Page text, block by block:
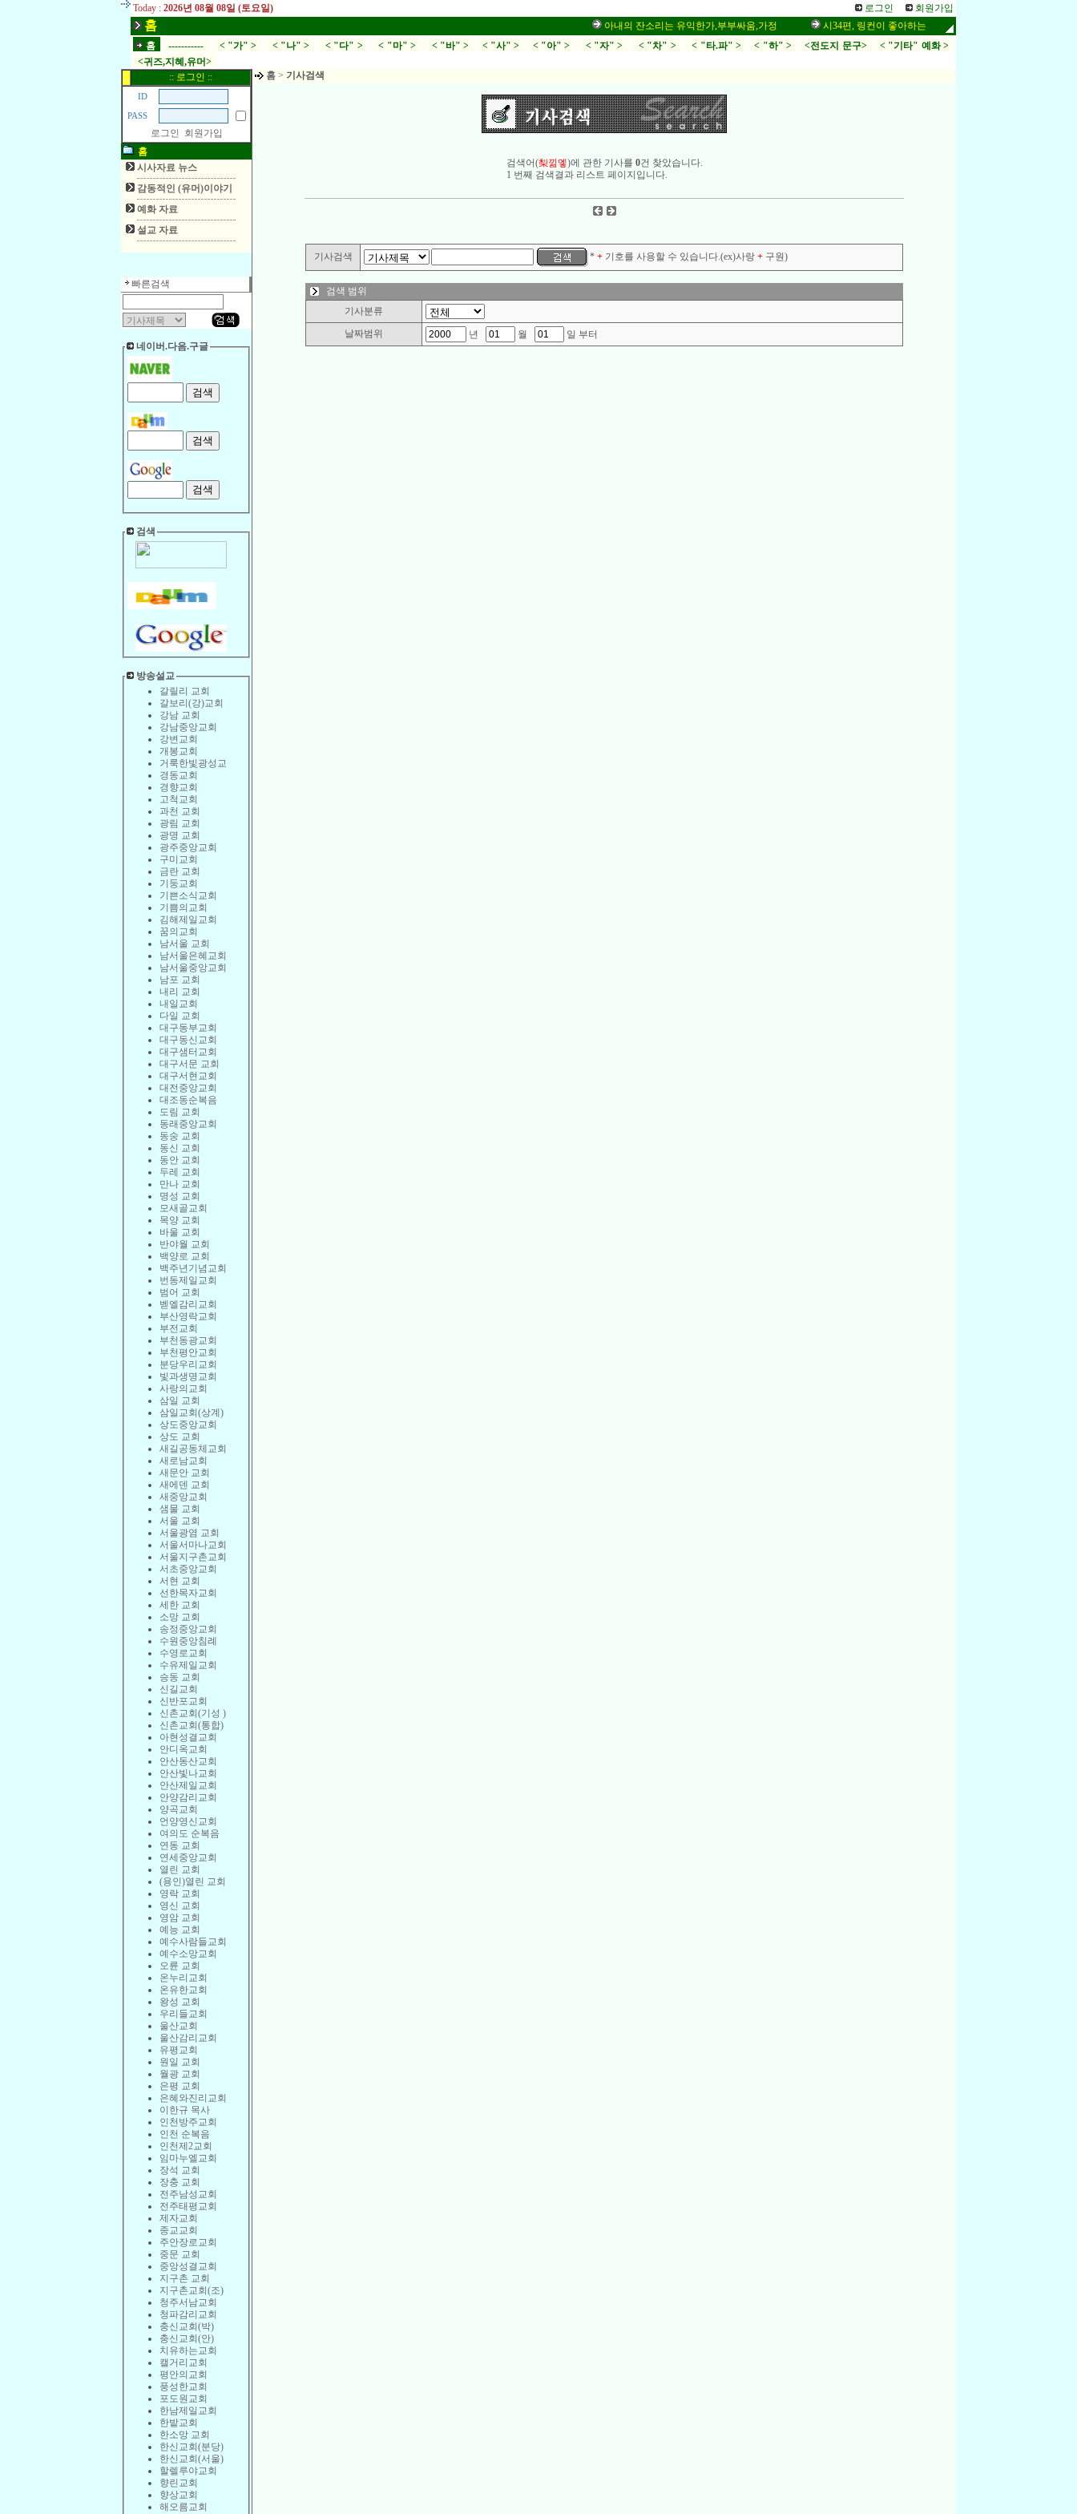
Today : 2026년 08월 08일 (토요일) 로그인 회원가입
홈 아내의 잔소리는 유익한가,부부싸움,가정 시34편, 링컨이 좋아하는 말씀,응답,두려움
홈
----------- < "가" > < "나" > < "다" > < "마" > < "바" > < "사" > < "아" > < "자" > < "차" > < "타.파" > < "하" > <전도지 문구>
< "기타" 예화 >
<귀즈,지혜,유머>
:: 로그인 ::
ID
PASS
로그인
회원가입
홈
시사자료 뉴스
감동적인 (유머)이야기
예화 자료
설교 자료
빠른검색
네이버.다음.구글
검색
방송설교
갈릴리 교회
갈보리(강)교회
강남 교회
강남중앙교회
강변교회
개봉교회
거룩한빛광성교
경동교회
경향교회
고척교회
과천 교회
광림 교회
광명 교회
광주중앙교회
구미교회
금란 교회
기둥교회
기쁜소식교회
기쁨의교회
김해제일교회
꿈의교회
남서울 교회
남서울은혜교회
남서울중앙교회
남포 교회
내리 교회
내일교회
다일 교회
대구동부교회
대구동신교회
대구샘터교회
대구서문 교회
대구서현교회
대전중앙교회
대조동순복음
도림 교회
동래중앙교회
동숭 교회
동신 교회
동안 교회
두레 교회
만나 교회
명성 교회
모새골교회
목양 교회
바울 교회
반야월 교회
백양로 교회
백주년기념교회
번동제일교회
범어 교회
벧엘감리교회
부산영락교회
부전교회
부천동광교회
부천평안교회
분당우리교회
빛과생명교회
사랑의교회
삼일 교회
삼일교회(상계)
상도중앙교회
상도 교회
새길공동체교회
새로남교회
새문안 교회
새에덴 교회
새중앙교회
샘물 교회
서울 교회
서울광염 교회
서울서마나교회
서울지구촌교회
서초중앙교회
서현 교회
선한목자교회
세한 교회
소망 교회
송정중앙교회
수원중앙침례
수영로교회
수유제일교회
승동 교회
신길교회
신반포교회
신촌교회(기성 )
신촌교회(통합)
아현성결교회
안디옥교회
안산동산교회
안산빛나교회
안산제일교회
안양감리교회
양곡교회
언양영신교회
여의도 순복음
연동 교회
연세중앙교회
열린 교회
(용인)열린 교회
영락 교회
영신 교회
영암 교회
예능 교회
예수사람들교회
예수소망교회
오륜 교회
온누리교회
온유한교회
왕성 교회
우리들교회
울산교회
울산감리교회
유평교회
원일 교회
월광 교회
은평 교회
은혜와진리교회
이한규 목사
인천방주교회
인천 순복음
인천제2교회
임마누엘교회
장석 교회
장충 교회
전주남성교회
전주태평교회
제자교회
종교교회
주안장로교회
중문 교회
중앙성결교회
지구촌 교회
지구촌교회(조)
청주서남교회
청파감리교회
충신교회(박)
충신교회(안)
치유하는교회
캘거리교회
평안의교회
풍성한교회
포도원교회
한남제일교회
한밭교회
한소망 교회
한신교회(분당)
한신교회(서울)
할렐루야교회
향린교회
향상교회
해오름교회
홈 > 기사검색
검색어(梨낆엫)에 관한 기사를 0건 찾았습니다.
1 번째 검색결과 리스트 페이지입니다.
기사검색 * + 기호를 사용할 수 있습니다.(ex)사랑 + 구원)
검색 범위
기사분류
날짜범위
년 월 일 부터